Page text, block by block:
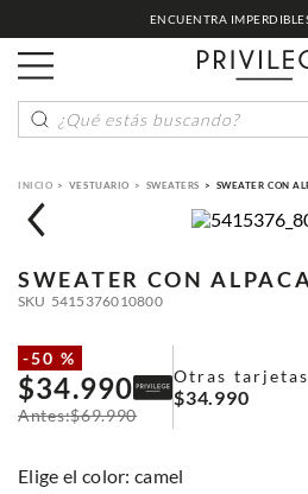
ENCUENTRA
¿Qué estás buscando?
VESTUARIO SWEATERS SWEATER CON
SWEATER CON
SKU 5415376010800
-50 %
$34.990
$69.990
Otras tarjetas
$34.990
: camel